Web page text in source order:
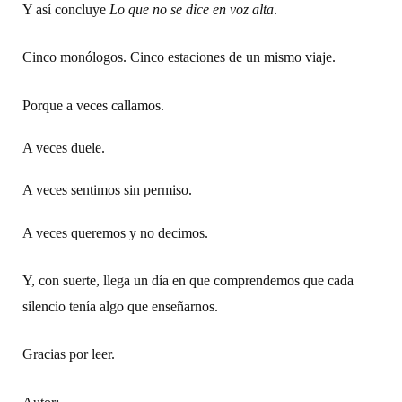
Y así concluye Lo que no se dice en voz alta.
Cinco monólogos. Cinco estaciones de un mismo viaje.
Porque a veces callamos.
A veces duele.
A veces sentimos sin permiso.
A veces queremos y no decimos.
Y, con suerte, llega un día en que comprendemos que cada
silencio tenía algo que enseñarnos.
Gracias por leer.